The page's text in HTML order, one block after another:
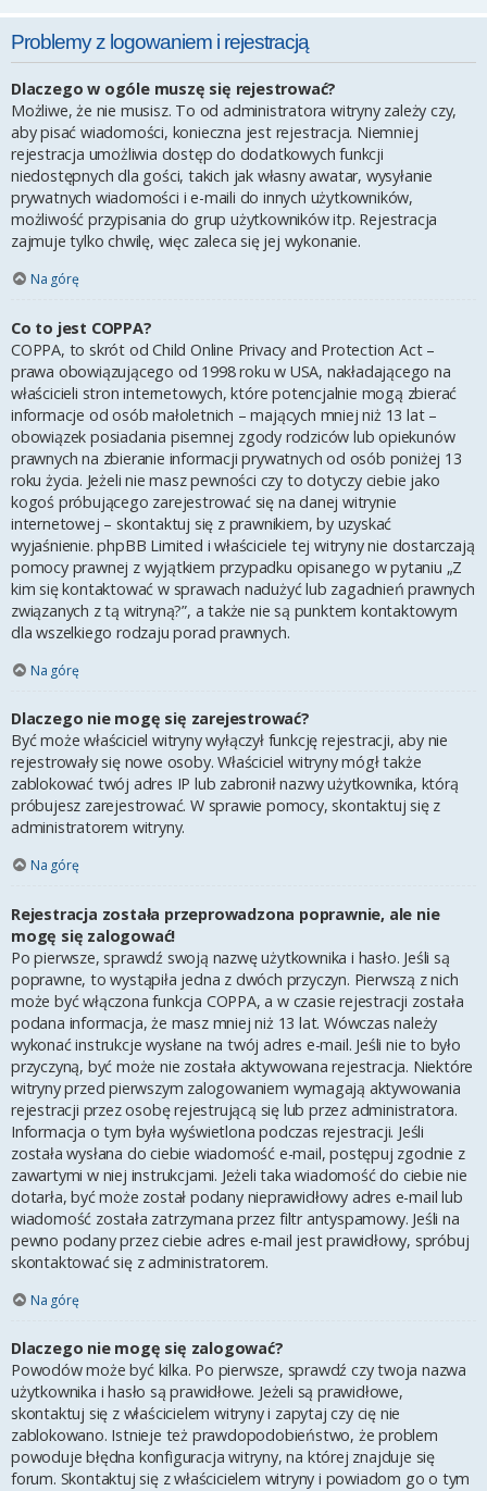
Problemy z logowaniem i rejestracją
Dlaczego w ogóle muszę się rejestrować?
Możliwe, że nie musisz. To od administratora witryny zależy czy,
aby pisać wiadomości, konieczna jest rejestracja. Niemniej
rejestracja umożliwia dostęp do dodatkowych funkcji
niedostępnych dla gości, takich jak własny awatar, wysyłanie
prywatnych wiadomości i e-maili do innych użytkowników,
możliwość przypisania do grup użytkowników itp. Rejestracja
zajmuje tylko chwilę, więc zaleca się jej wykonanie.
Na górę
Co to jest COPPA?
COPPA, to skrót od Child Online Privacy and Protection Act –
prawa obowiązującego od 1998 roku w USA, nakładającego na
właścicieli stron internetowych, które potencjalnie mogą zbierać
informacje od osób małoletnich – mających mniej niż 13 lat –
obowiązek posiadania pisemnej zgody rodziców lub opiekunów
prawnych na zbieranie informacji prywatnych od osób poniżej 13
roku życia. Jeżeli nie masz pewności czy to dotyczy ciebie jako
kogoś próbującego zarejestrować się na danej witrynie
internetowej – skontaktuj się z prawnikiem, by uzyskać
wyjaśnienie. phpBB Limited i właściciele tej witryny nie dostarczają
pomocy prawnej z wyjątkiem przypadku opisanego w pytaniu „Z
kim się kontaktować w sprawach nadużyć lub zagadnień prawnych
związanych z tą witryną?”, a także nie są punktem kontaktowym
dla wszelkiego rodzaju porad prawnych.
Na górę
Dlaczego nie mogę się zarejestrować?
Być może właściciel witryny wyłączył funkcję rejestracji, aby nie
rejestrowały się nowe osoby. Właściciel witryny mógł także
zablokować twój adres IP lub zabronił nazwy użytkownika, którą
próbujesz zarejestrować. W sprawie pomocy, skontaktuj się z
administratorem witryny.
Na górę
Rejestracja została przeprowadzona poprawnie, ale nie
mogę się zalogować!
Po pierwsze, sprawdź swoją nazwę użytkownika i hasło. Jeśli są
poprawne, to wystąpiła jedna z dwóch przyczyn. Pierwszą z nich
może być włączona funkcja COPPA, a w czasie rejestracji została
podana informacja, że masz mniej niż 13 lat. Wówczas należy
wykonać instrukcje wysłane na twój adres e-mail. Jeśli nie to było
przyczyną, być może nie została aktywowana rejestracja. Niektóre
witryny przed pierwszym zalogowaniem wymagają aktywowania
rejestracji przez osobę rejestrującą się lub przez administratora.
Informacja o tym była wyświetlona podczas rejestracji. Jeśli
została wysłana do ciebie wiadomość e-mail, postępuj zgodnie z
zawartymi w niej instrukcjami. Jeżeli taka wiadomość do ciebie nie
dotarła, być może został podany nieprawidłowy adres e-mail lub
wiadomość została zatrzymana przez filtr antyspamowy. Jeśli na
pewno podany przez ciebie adres e-mail jest prawidłowy, spróbuj
skontaktować się z administratorem.
Na górę
Dlaczego nie mogę się zalogować?
Powodów może być kilka. Po pierwsze, sprawdź czy twoja nazwa
użytkownika i hasło są prawidłowe. Jeżeli są prawidłowe,
skontaktuj się z właścicielem witryny i zapytaj czy cię nie
zablokowano. Istnieje też prawdopodobieństwo, że problem
powoduje błędna konfiguracja witryny, na której znajduje się
forum. Skontaktuj się z właścicielem witryny i powiadom go o tym